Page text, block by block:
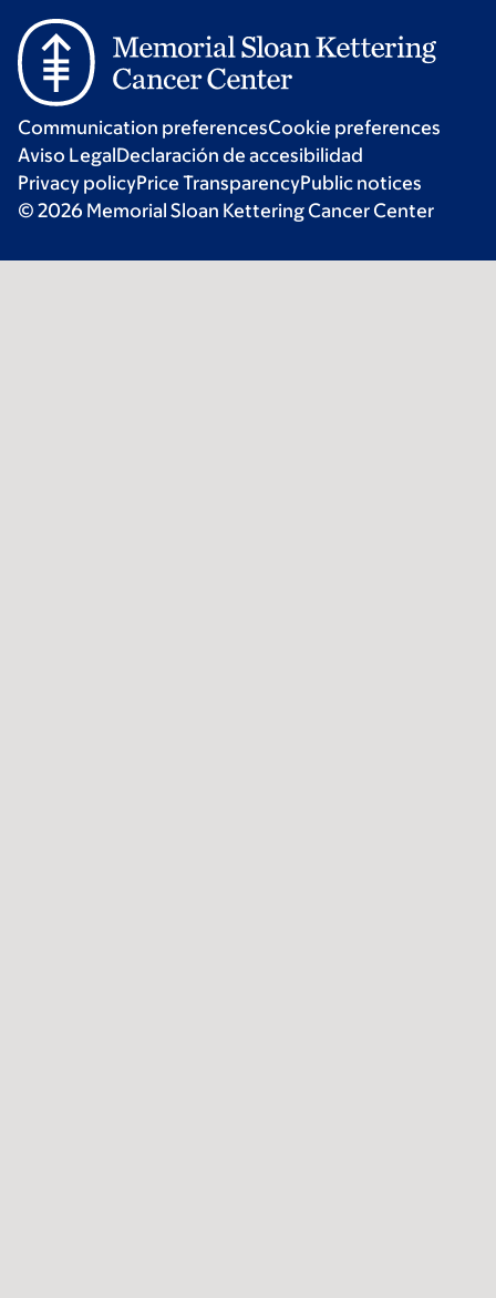
Communication preferencesCookie preferences
Aviso LegalDeclaración de accesibilidad
Privacy policyPrice TransparencyPublic notices
© 2026 Memorial Sloan Kettering Cancer Center